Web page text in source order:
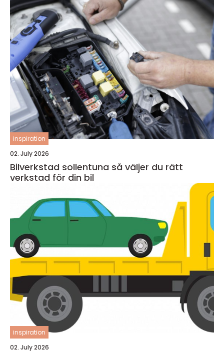
inspiration
02. July 2026
Bilverkstad sollentuna så väljer du rätt
verkstad för din bil
inspiration
02. July 2026